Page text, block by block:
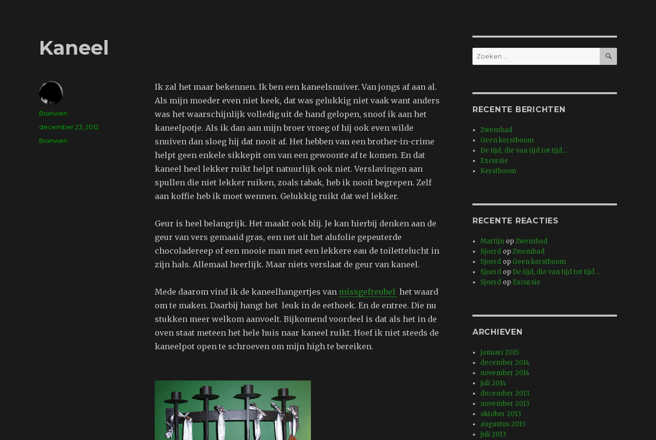
Kaneel
Ik zal het maar bekennen. Ik ben een kaneelsnuiver. Van jongs af aan al.
Als mijn moeder even niet keek, dat was gelukkig niet vaak want anders
was het waarschijnlijk volledig uit de hand gelopen, snoof ik aan het
kaneelpotje. Als ik dan aan mijn broer vroeg of hij ook even wilde
snuiven dan sloeg hij dat nooit af. Het hebben van een brother-in-crime
helpt geen enkele sikkepit om van een gewoonte af te komen. En dat
kaneel heel lekker ruikt helpt natuurlijk ook niet. Verslavingen aan
spullen die niet lekker ruiken, zoals tabak, heb ik nooit begrepen. Zelf
aan koffie heb ik moet wennen. Gelukkig ruikt dat wel lekker.
Geur is heel belangrijk. Het maakt ook blij. Je kan hierbij denken aan de
geur van vers gemaaid gras, een net uit het alufolie gepeuterde
chocoladereep of een mooie man met een lekkere eau de toilettelucht in
zijn hals. Allemaal heerlijk. Maar niets verslaat de geur van kaneel.
Mede daarom vind ik de kaneelhangertjes van missgefreubel het waard
om te maken. Daarbij hangt het leuk in de eethoek. En de entree. Die nu
stukken meer welkom aanvoelt. Bijkomend voordeel is dat als het in de
oven staat meteen het hele huis naar kaneel ruikt. Hoef ik niet steeds de
kaneelpot open te schroeven om mijn high te bereiken.
Auteur
Branwen
Geplaatst
december 23, 2012
Tags
Branwen
Zoeken
naar:
ZOEKEN
RECENTE BERICHTEN
Zwembad
Geen kerstboom
De tijd, die van tijd tot tijd…
Excursie
Kerstboom
RECENTE REACTIES
Martijn opZwembad
Sjoerd opZwembad
Sjoerd op Geen kerstboom
Sjoerd op De tijd, die van tijd tot tijd…
Sjoerd op Excursie
ARCHIEVEN
januari 2015
december 2014
november 2014
juli 2014
december 2013
november 2013
oktober 2013
augustus 2013
juli 2013